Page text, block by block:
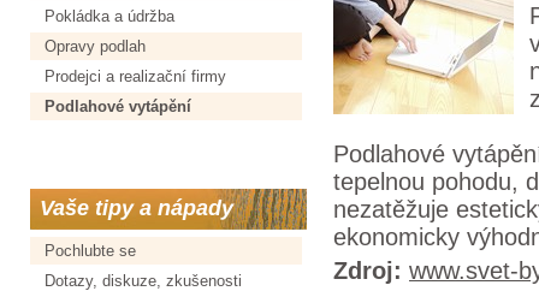
Pokládka a údržba
Opravy podlah
Prodejci a realizační firmy
Podlahové vytápění
Vaše tipy a nápady
Pochlubte se
Dotazy, diskuze, zkušenosti
Podlahové
tepelnou pohodu,
nezatěžuje
ekonomicky
Zdroj: www.svet-